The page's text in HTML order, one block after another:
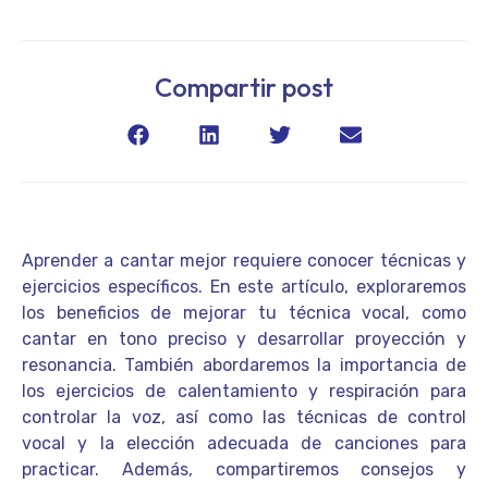
Compartir post
Aprender a cantar mejor requiere conocer técnicas y
ejercicios específicos. En este artículo, exploraremos
los beneficios de mejorar tu técnica vocal, como
cantar en tono preciso y desarrollar proyección y
resonancia. También abordaremos la importancia de
los ejercicios de calentamiento y respiración para
controlar la voz, así como las técnicas de control
vocal y la elección adecuada de canciones para
practicar. Además, compartiremos consejos y